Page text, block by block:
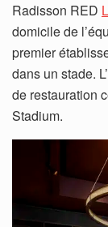
Radisson RED
domicile de
premier
dans un stade.
de restauration
Stadium.